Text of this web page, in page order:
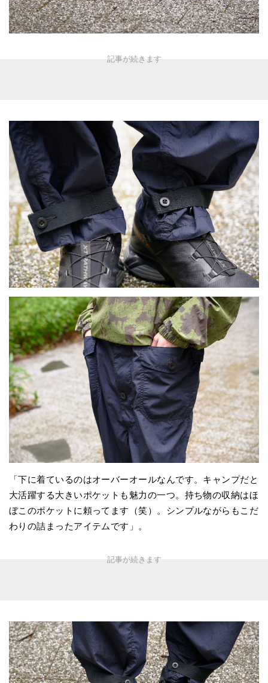
「下に着ているのはオーバーオールなんです。キャンプだと
大活躍する大きいポケットも魅力の一つ。持ち物の収納はほ
ぼこのポケットに頼ってます（笑）。シンプルながらもこだ
わりの詰まったアイテムです」。